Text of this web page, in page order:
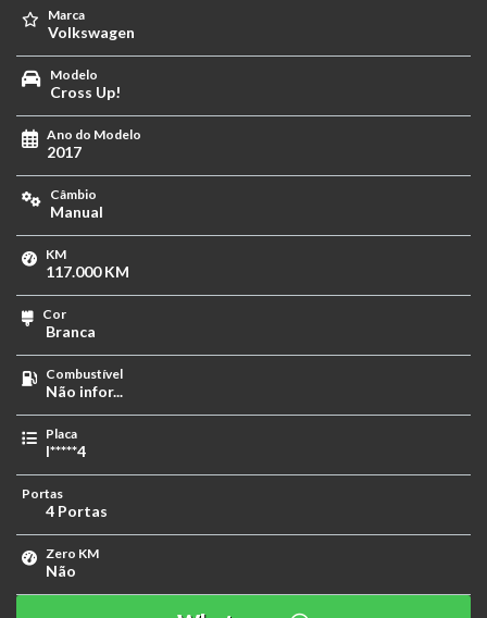
Marca
Volkswagen
Modelo
Cross Up!
Ano do Modelo
2017
Câmbio
Manual
KM
117.000 KM
Cor
Branca
Combustível
Não infor...
Placa
I*****4
Portas
4 Portas
Zero KM
Não